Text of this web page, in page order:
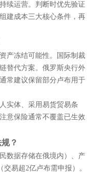
续运营。判断时优先验证
建成本三大核心条件，再
产冻结可能性。国际制裁
替代方案。俄罗斯央行外
常建议保留部分卢布用于
实体、采用易货贸易条
意保险通常不覆盖已生效
？
数据存储在俄境内）、产
易超2亿卢布需申报）。